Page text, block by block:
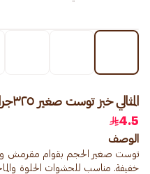
المثالي خبز توست صغير ٣٢٥جرام
4.5
الوصف
توست صغير الحجم بقوام مقرمش
خفيفة. مناسب للحشوات الحلوة